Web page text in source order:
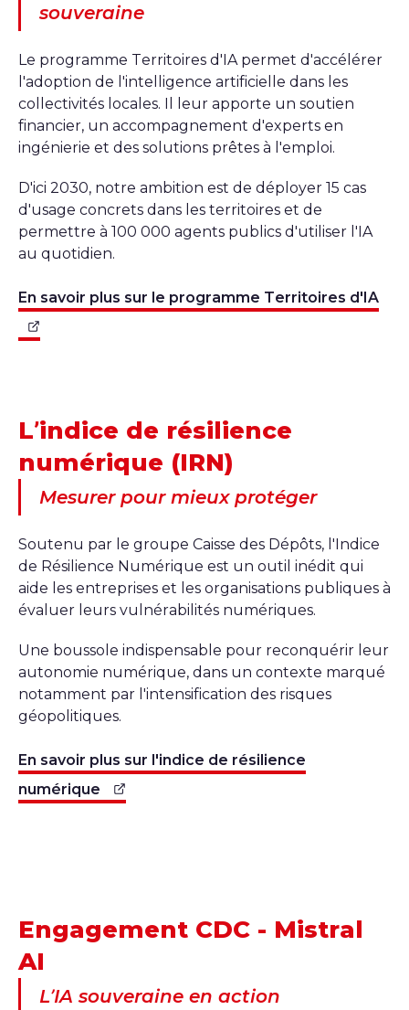
souveraine
Le programme Territoires d'IA permet d'accélérer
l'adoption de l'intelligence artificielle dans les
collectivités locales. Il leur apporte un soutien
financier, un accompagnement d'experts en
ingénierie et des solutions prêtes à l'emploi.
D'ici 2030, notre ambition est de déployer 15 cas
d'usage concrets dans les territoires et de
permettre à 100 000 agents publics d'utiliser l'IA
au quotidien.
En savoir plus sur le programme Territoires d'IA
L’indice de résilience
numérique (IRN)
Mesurer pour mieux protéger
Soutenu par le groupe Caisse des Dépôts, l'Indice
de Résilience Numérique est un outil inédit qui
aide les entreprises et les organisations publiques à
évaluer leurs vulnérabilités numériques.
Une boussole indispensable pour reconquérir leur
autonomie numérique, dans un contexte marqué
notamment par l'intensification des risques
géopolitiques.
En savoir plus sur l'indice de résilience
numérique
Engagement CDC - Mistral
AI
L’IA souveraine en action